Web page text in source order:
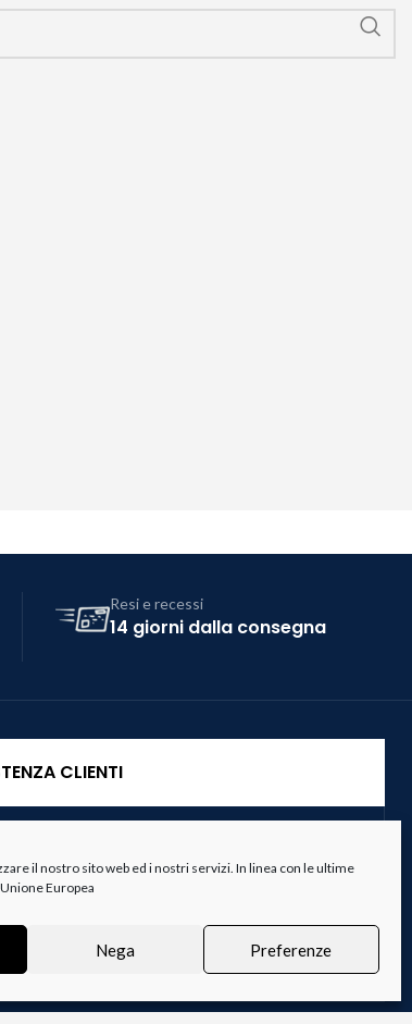
il nostro sito web ed i nostri servizi. In linea con le ultime
Europea
Nega Preferenze
Resi e recessi
14 giorni dalla consegna
CLIENTI
e Condizioni